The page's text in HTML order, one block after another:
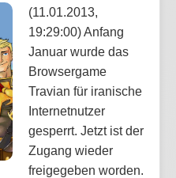
(11.01.2013,
19:29:00) Anfang
Januar wurde das
Browsergame
Travian für iranische
Internetnutzer
gesperrt. Jetzt ist der
Zugang wieder
freigegeben worden.